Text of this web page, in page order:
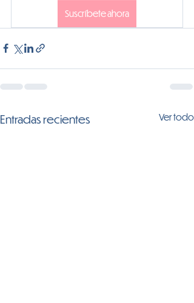
Suscríbete ahora
Entradas recientes Ver todo